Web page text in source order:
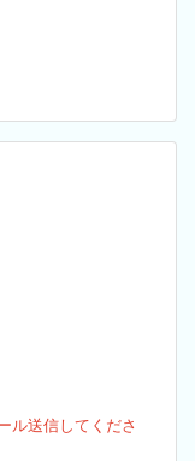
ル送信してくださ